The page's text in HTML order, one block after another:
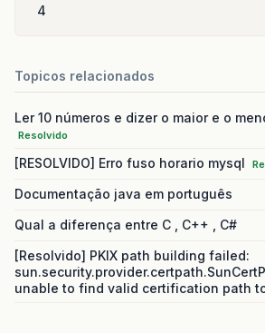
4
Topicos relacionados
Ler 10 números e dizer o maior e o
Resolvido
[RESOLVIDO] Erro fuso horario mysql
Documentação java em português
Qual a diferença entre C , C++ , C#
[Resolvido] PKIX path building failed:
unable to find valid certification path